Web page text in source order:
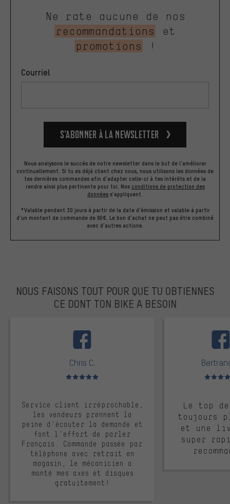
Ne rate aucune de nos
recommandations
et
promotions
!
Courriel
S’abonner à la newsletter
Nous analysons le succès de notre newsletter dans le but de l'améliorer
continuellement. Si tu es déjà client chez nous, nous utilisons les données de
tes dernières commandes afin d'adapter celle-ci à tes intérêts et de la
rendre ainsi plus pertinente pour toi. Nos conditions de protection des
données s'appliquent.
*Valable pendant 30 jours à partir de la date d'émission et valable à partir
d'un montant de commande de 60€. Le bon d'achat ne peut pas être combiné
avec d'autres actions.
NOUS FAISONS TOUT POUR QUE TU OBTIENNES
CE DONT TON BIKE A BESOIN
Chris C.
Note moyenne : 5 sur 5
Service client irréprochable,
les vendeurs prennent la
peine d'écouter la demande et
font l'effort de parler
Français. Commande passée par
téléphone avec retrait en
magasin, le mécanicien a
monté mes axes et disques
gratuitement!
Note
Le top
toujours
et une
super